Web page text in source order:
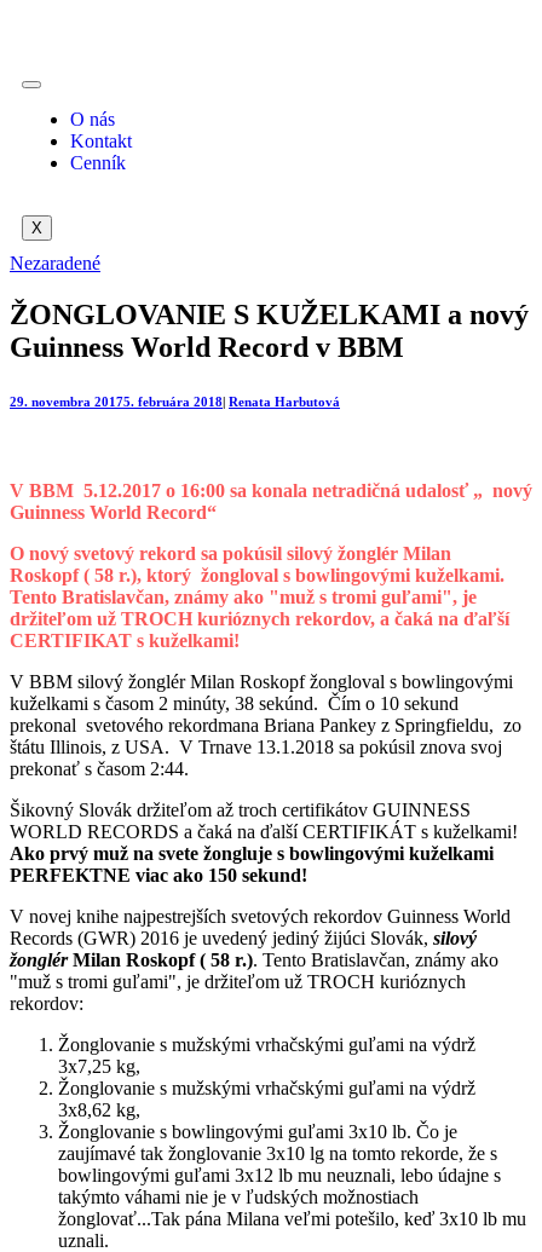
O nás
Kontakt
Cenník
X
Nezaradené
ŽONGLOVANIE S KUŽELKAMI a nový
Guinness World Record v BBM
29. novembra 20175. februára 2018| Renata Harbutová
V BBM 5.12.2017 o 16:00 sa konala netradičná udalosť „ nový
Guinness World Record“
O nový svetový rekord sa pokúsil silový žonglér Milan
Roskopf ( 58 r.), ktorý žongloval s bowlingovými kuželkami.
Tento Bratislavčan, známy ako "muž s tromi guľami", je
držiteľom už TROCH kurióznych rekordov, a čaká na ďaľší
CERTIFIKAT s kuželkami!
V BBM silový žonglér Milan Roskopf žongloval s bowlingovými
kuželkami s časom 2 minúty, 38 sekúnd. Čím o 10 sekund
prekonal svetového rekordmana Briana Pankey z Springfieldu, zo
štátu Illinois, z USA. V Trnave 13.1.2018 sa pokúsil znova svoj
prekonať s časom 2:44.
Šikovný Slovák držiteľom až troch certifikátov GUINNESS
WORLD RECORDS a čaká na ďalší CERTIFIKÁT s kuželkami!
Ako prvý muž na svete žongluje s bowlingovými kuželkami
PERFEKTNE viac ako 150 sekund!
V novej knihe najpestrejších svetových rekordov Guinness World
Records (GWR) 2016 je uvedený jediný žijúci Slovák, silový
žonglér Milan Roskopf ( 58 r.). Tento Bratislavčan, známy ako
"muž s tromi guľami", je držiteľom už TROCH kurióznych
rekordov:
Žonglovanie s mužskými vrhačskými guľami na výdrž
3x7,25 kg,
Žonglovanie s mužskými vrhačskými guľami na výdrž
3x8,62 kg,
Žonglovanie s bowlingovými guľami 3x10 lb. Čo je
zaujímavé tak žonglovanie 3x10 lg na tomto rekorde, že s
bowlingovými guľami 3x12 lb mu neuznali, lebo údajne s
takýmto váhami nie je v ľudských možnostiach
žonglovať...Tak pána Milana veľmi potešilo, keď 3x10 lb mu
uznali.